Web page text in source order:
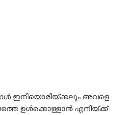
ഇനിയൊരിയ്ക്കലും അവളെ
ഉൾക്കൊള്ളാൻ എനിയ്ക്ക്